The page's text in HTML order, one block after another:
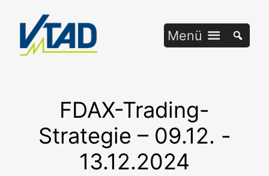
springen
Menü
FDAX-Trading-
Strategie – 09.12. -
13.12.2024